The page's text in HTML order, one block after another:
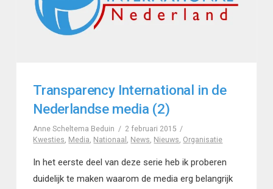
Transparency International in de
Nederlandse media (2)
Anne Scheltema Beduin
2 februari 2015
Kwesties, Media, Nationaal , News, Nieuws, Organisatie
In het eerste deel van deze serie heb ik proberen
duidelijk te maken waarom de media erg belangrijk